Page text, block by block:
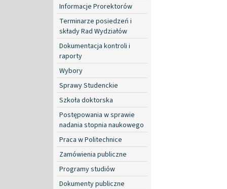
Informacje Prorektorów
Terminarze posiedzeń i
składy Rad Wydziałów
Dokumentacja kontroli i
raporty
Wybory
Sprawy Studenckie
Szkoła doktorska
Postępowania w sprawie
nadania stopnia naukowego
Praca w Politechnice
Zamówienia publiczne
Programy studiów
Dokumenty publiczne